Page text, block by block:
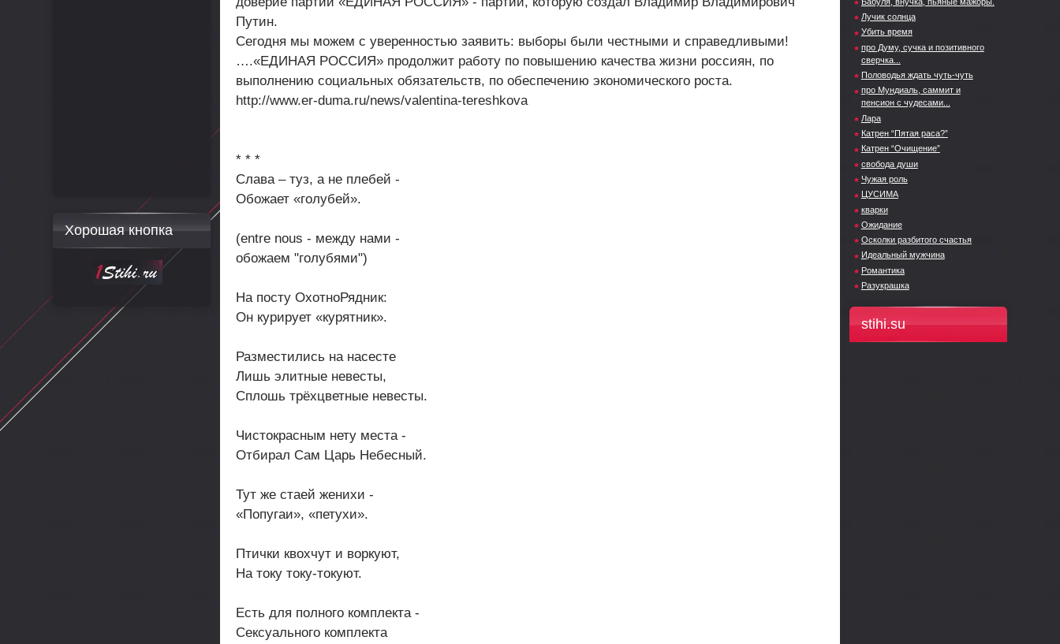
Путин.
Сегодня мы можем с уверенностью заявить: выборы были честными и справедливыми!
….«ЕДИНАЯ РОССИЯ» продолжит работу по повышению качества жизни россиян, по
выполнению социальных обязательств, по обеспечению экономического роста.
http://www.er-duma.ru/news/valentina-tereshkova
* * *
Слава – туз, а не плебей -
Обожает «голубей».
(entre nous - между нами -
обожаем "голубями")
На посту ОхотноРядник:
Он курирует «курятник».
Разместились на насесте
Лишь элитные невесты,
Сплошь трёхцветные невесты.
Чистокрасным нету места -
Отбирал Сам Царь Небесный.
Тут же стаей женихи -
«Попугаи», «петухи».
Птички квохчут и воркуют,
На току току-токуют.
Есть для полного комплекта -
Сексуального комплекта
Лучик солнца
Убить время
про Думу, сучка и позитивного
сверчка...
Половодья ждать чуть-чуть
про Мундиаль, саммит и
пенсион с чудесами...
Лара
Катрен “Пятая раса?”
Катрен “Очищение”
свобода души
Чужая роль
ЦУСИМА
кварки
Ожидание
Осколки разбитого счастья
Идеальный мужчина
Романтика
Разукрашка
stihi.su
Хорошая кнопка